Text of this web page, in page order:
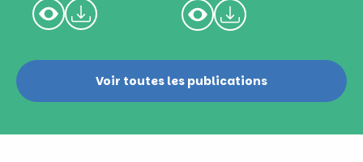
Voir toutes les publications